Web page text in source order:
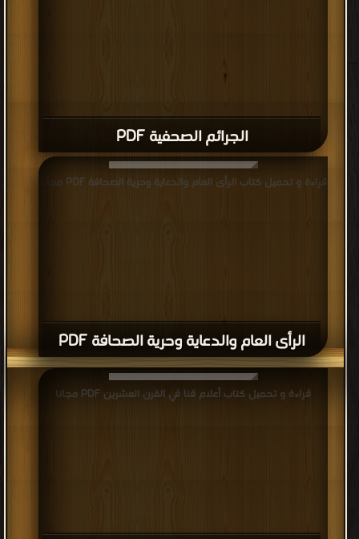
الجرائم الصحفية PDF
الرأى العام والدعاية وحرية الصحافة PDF
قراءة و تحميل كتاب الرأى العام والدعاية وحرية الصحافة PDF مجانا
قراءة و تحميل كتاب أعلام قنا في القرن العشرين PDF مجانا